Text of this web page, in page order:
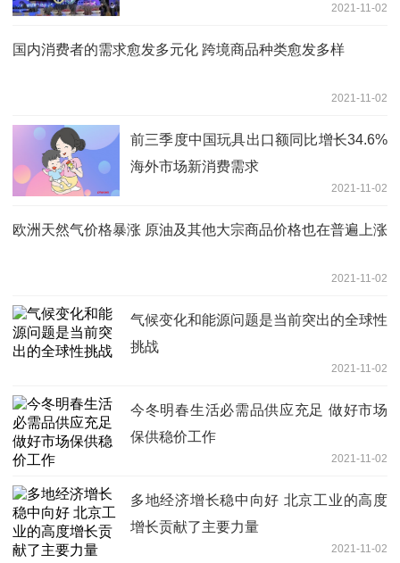
2021-11-02
国内消费者的需求愈发多元化 跨境商品种类愈发多样
2021-11-02
前三季度中国玩具出口额同比增长34.6%
海外市场新消费需求
2021-11-02
欧洲天然气价格暴涨 原油及其他大宗商品价格也在普遍上涨
2021-11-02
气候变化和能源问题是当前突出的全球性
挑战
2021-11-02
今冬明春生活必需品供应充足 做好市场
保供稳价工作
2021-11-02
多地经济增长稳中向好 北京工业的高度
增长贡献了主要力量
2021-11-02